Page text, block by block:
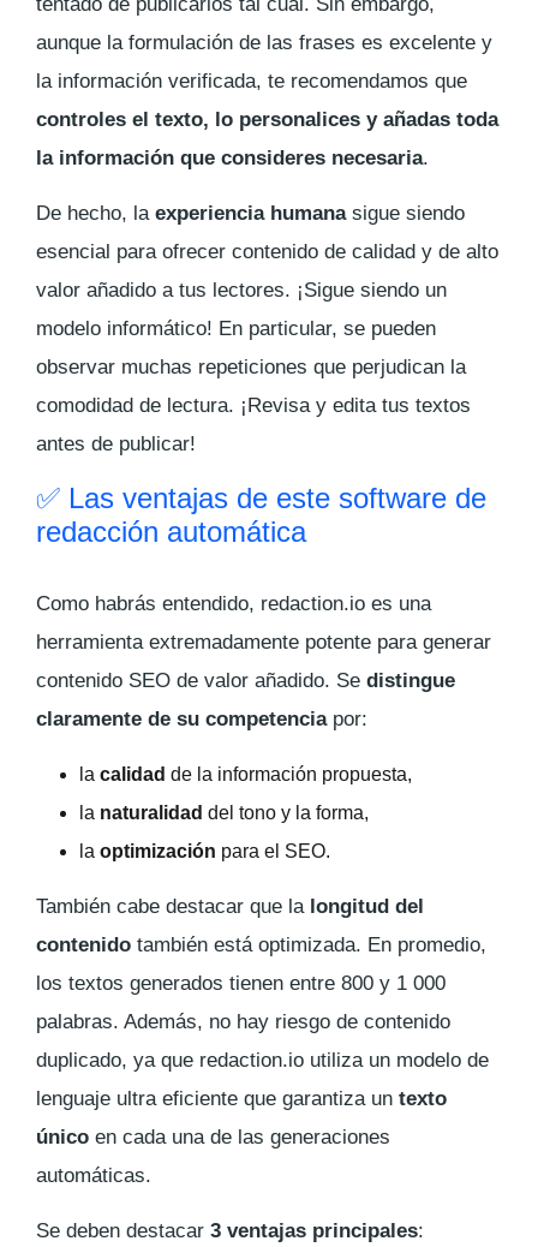
aunque la formulación de las frases es excelente y
la información verificada, te recomendamos que
controles el texto, lo personalices y añadas toda
la información que consideres necesaria.
De hecho, la experiencia humanasigue siendo
esencial para ofrecer contenido de calidad y de alto
valor añadido a tus lectores. ¡Sigue siendo un
modelo informático! En particular, se pueden
observar muchas repeticiones que perjudican la
comodidad de lectura. ¡Revisa y edita tus textos
antes de publicar!
✅ Las ventajas de este software de
redacción automática
Como habrás entendido, redaction.io es una
herramienta extremadamente potente para generar
contenido SEO de valor añadido. Se distingue
claramente de su competenciapor:
la calidad de la información propuesta,
la naturalidad del tono y la forma,
la optimización para el SEO.
También cabe destacar que la longitud del
contenido también está optimizada. En promedio,
los textos generados tienen entre 800 y 1 000
palabras. Además, no hay riesgo de contenido
duplicado, ya que redaction.io utiliza un modelo de
lenguaje ultra eficiente que garantiza un texto
único en cada una de las generaciones
automáticas.
Se deben destacar 3 ventajas principales: